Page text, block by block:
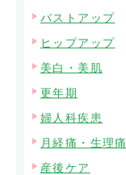
バストアップ
ヒップアップ
美白・美肌
更年期
婦人科疾患
月経痛・生理痛
産後ケア